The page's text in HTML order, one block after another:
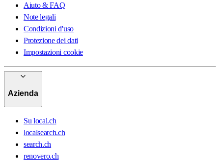
Aiuto & FAQ
Note legali
Condizioni d'uso
Protezione dei dati
Impostazioni cookie
Azienda
Su local.ch
localsearch.ch
search.ch
renovero.ch